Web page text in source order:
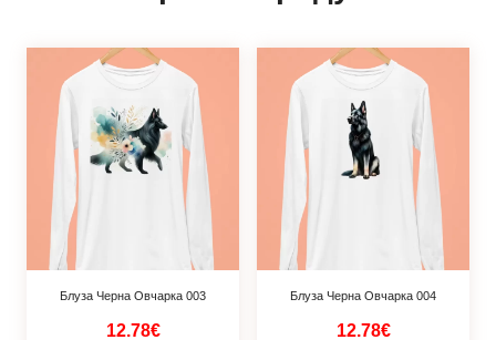
Блуза Черна Овчарка 003
12.78€
Блуза Черна Овчарка 004
12.78€